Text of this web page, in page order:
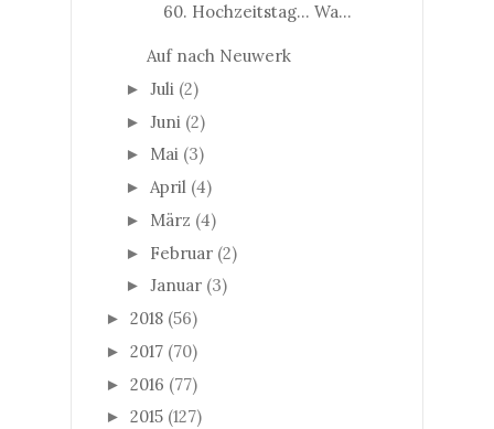
60. Hochzeitstag... Wa...
Auf nach Neuwerk
► Juli (2)
► Juni (2)
► Mai (3)
► April (4)
► März (4)
► Februar (2)
► Januar (3)
► 2018 (56)
► 2017 (70)
► 2016 (77)
► 2015 (127)